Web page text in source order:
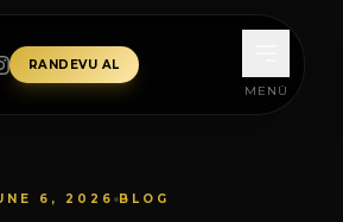
RANDEVU AL
MENÜ
6, 2026 BLOG